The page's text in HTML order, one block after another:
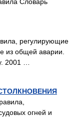
регулирующие
из общей аварии.
2001 …
огней и